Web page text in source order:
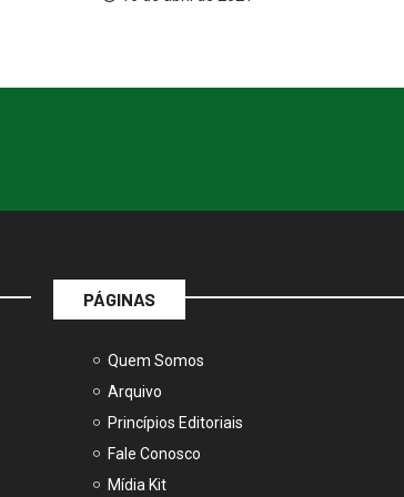
PÁGINAS
Quem Somos
Arquivo
Princípios Editoriais
Fale Conosco
Mídia Kit